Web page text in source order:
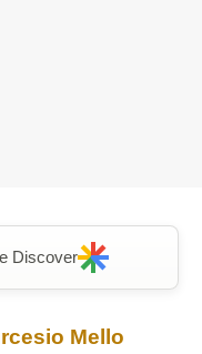
Discover
Mello